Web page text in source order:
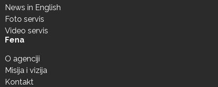
News in English
Foto servis
Video servis
Fena
O agenciji
Misija i vizija
Kontakt